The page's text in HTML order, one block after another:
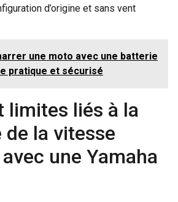
d’origine et sans vent
une moto avec une batterie
pratique et sécurisé
limites liés à la
la vitesse
une Yamaha